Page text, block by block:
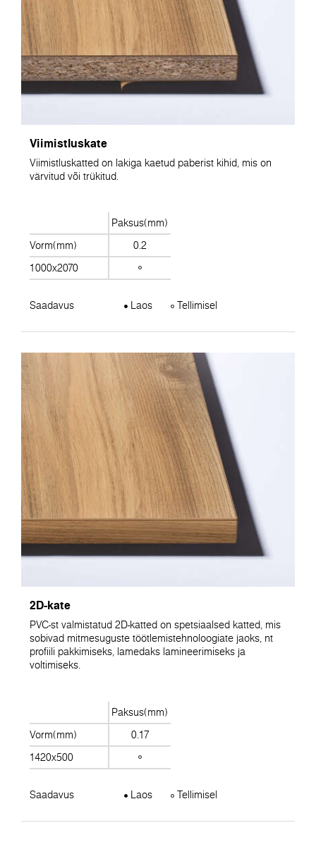
Viimistluskate
Viimistluskatted on lakiga kaetud paberist kihid, mis on
värvitud või trükitud.
Paksus(mm)
Vorm(mm)
0.2
1000x2070
Saadavus Laos Tellimisel
2D-kate
PVC-st valmistatud 2D-katted on spetsiaalsed katted, mis
sobivad mitmesuguste töötlemistehnoloogiate jaoks, nt
profiili pakkimiseks, lamedaks lamineerimiseks ja
voltimiseks.
Paksus(mm)
Vorm(mm)
0.17
1420x500
Saadavus Laos Tellimisel